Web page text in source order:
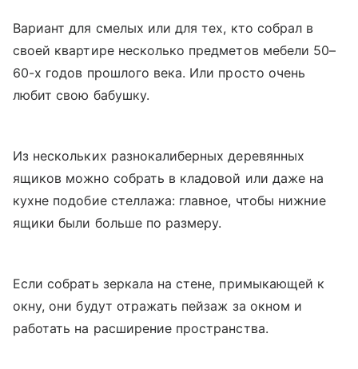
Вариант для смелых или для тех, кто собрал в
своей квартире несколько предметов мебели 50–
60-х годов прошлого века. Или просто очень
любит свою бабушку.
Из нескольких разнокалиберных деревянных
ящиков можно собрать в кладовой или даже на
кухне подобие стеллажа: главное, чтобы нижние
ящики были больше по размеру.
Если собрать зеркала на стене, примыкающей к
окну, они будут отражать пейзаж за окном и
работать на расширение пространства.